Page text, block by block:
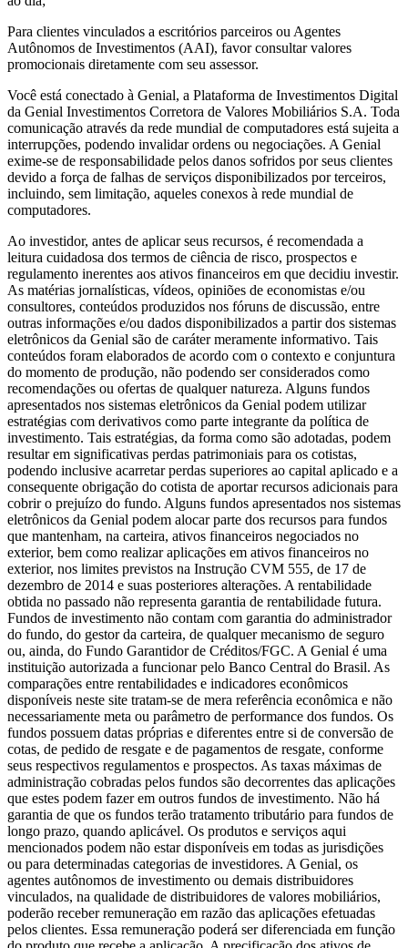
Para clientes vinculados a escritórios parceiros ou Agentes
Autônomos de Investimentos (AAI), favor consultar valores
promocionais diretamente com seu assessor.
Você está conectado à Genial, a Plataforma de Investimentos Digital
da Genial Investimentos Corretora de Valores Mobiliários S.A. Toda
comunicação através da rede mundial de computadores está sujeita a
interrupções, podendo invalidar ordens ou negociações. A Genial
exime-se de responsabilidade pelos danos sofridos por seus clientes
devido a força de falhas de serviços disponibilizados por terceiros,
incluindo, sem limitação, aqueles conexos à rede mundial de
computadores.
Ao investidor, antes de aplicar seus recursos, é recomendada a
leitura cuidadosa dos termos de ciência de risco, prospectos e
regulamento inerentes aos ativos financeiros em que decidiu investir.
As matérias jornalísticas, vídeos, opiniões de economistas e/ou
consultores, conteúdos produzidos nos fóruns de discussão, entre
outras informações e/ou dados disponibilizados a partir dos sistemas
eletrônicos da Genial são de caráter meramente informativo. Tais
conteúdos foram elaborados de acordo com o contexto e conjuntura
do momento de produção, não podendo ser considerados como
recomendações ou ofertas de qualquer natureza. Alguns fundos
apresentados nos sistemas eletrônicos da Genial podem utilizar
estratégias com derivativos como parte integrante da política de
investimento. Tais estratégias, da forma como são adotadas, podem
resultar em significativas perdas patrimoniais para os cotistas,
podendo inclusive acarretar perdas superiores ao capital aplicado e a
consequente obrigação do cotista de aportar recursos adicionais para
cobrir o prejuízo do fundo. Alguns fundos apresentados nos sistemas
eletrônicos da Genial podem alocar parte dos recursos para fundos
que mantenham, na carteira, ativos financeiros negociados no
exterior, bem como realizar aplicações em ativos financeiros no
exterior, nos limites previstos na Instrução CVM 555, de 17 de
dezembro de 2014 e suas posteriores alterações. A rentabilidade
obtida no passado não representa garantia de rentabilidade futura.
Fundos de investimento não contam com garantia do administrador
do fundo, do gestor da carteira, de qualquer mecanismo de seguro
ou, ainda, do Fundo Garantidor de Créditos/FGC. A Genial é uma
instituição autorizada a funcionar pelo Banco Central do Brasil. As
comparações entre rentabilidades e indicadores econômicos
disponíveis neste site tratam-se de mera referência econômica e não
necessariamente meta ou parâmetro de performance dos fundos. Os
fundos possuem datas próprias e diferentes entre si de conversão de
cotas, de pedido de resgate e de pagamentos de resgate, conforme
seus respectivos regulamentos e prospectos. As taxas máximas de
administração cobradas pelos fundos são decorrentes das aplicações
que estes podem fazer em outros fundos de investimento. Não há
garantia de que os fundos terão tratamento tributário para fundos de
longo prazo, quando aplicável. Os produtos e serviços aqui
mencionados podem não estar disponíveis em todas as jurisdições
ou para determinadas categorias de investidores. A Genial, os
agentes autônomos de investimento ou demais distribuidores
vinculados, na qualidade de distribuidores de valores mobiliários,
poderão receber remuneração em razão das aplicações efetuadas
pelos clientes. Essa remuneração poderá ser diferenciada em função